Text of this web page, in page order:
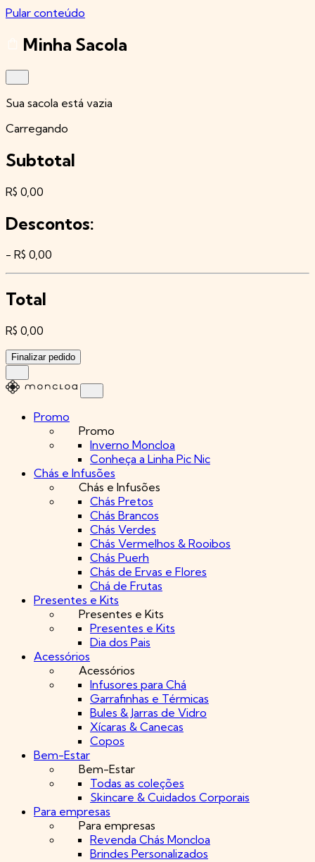
Pular conteúdo
Minha Sacola
Sua sacola está vazia
Carregando
Subtotal
R$ 0,00
Descontos:
- R$ 0,00
Total
R$ 0,00
Finalizar pedido
Promo
Promo
Inverno Moncloa
Conheça a Linha Pic Nic
Chás e Infusões
Chás e Infusões
Chás Pretos
Chás Brancos
Chás Verdes
Chás Vermelhos & Rooibos
Chás Puerh
Chás de Ervas e Flores
Chá de Frutas
Presentes e Kits
Presentes e Kits
Presentes e Kits
Dia dos Pais
Acessórios
Acessórios
Infusores para Chá
Garrafinhas e Térmicas
Bules & Jarras de Vidro
Xícaras & Canecas
Copos
Bem-Estar
Bem-Estar
Todas as coleções
Skincare & Cuidados Corporais
Para empresas
Para empresas
Revenda Chás Moncloa
Brindes Personalizados